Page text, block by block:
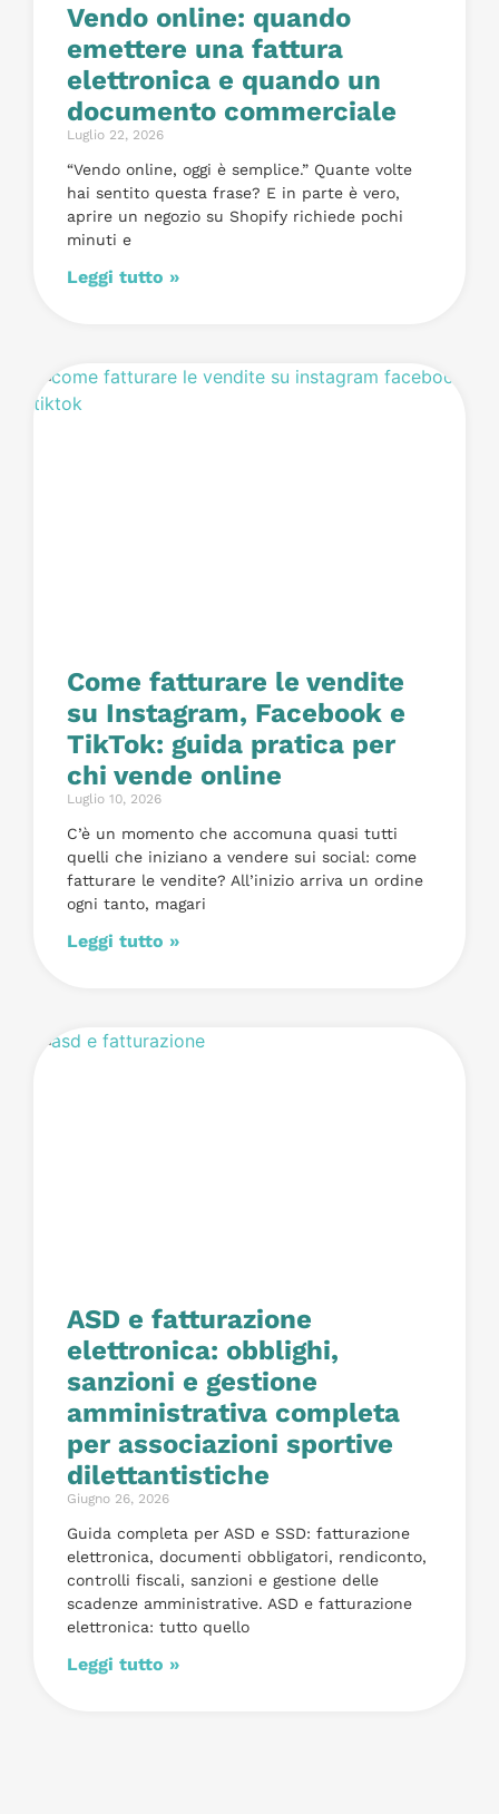
Vendo online: quando
emettere una fattura
elettronica e quando un
documento commerciale
Luglio 22, 2026
“Vendo online, oggi è semplice.” Quante volte
hai sentito questa frase? E in parte è vero,
aprire un negozio su Shopify richiede pochi
minuti e
Leggi tutto »
Come fatturare le vendite
su Instagram, Facebook e
TikTok: guida pratica per
chi vende online
Luglio 10, 2026
C’è un momento che accomuna quasi tutti
quelli che iniziano a vendere sui social: come
fatturare le vendite? All’inizio arriva un ordine
ogni tanto, magari
Leggi tutto »
ASD e fatturazione
elettronica: obblighi,
sanzioni e gestione
amministrativa completa
per associazioni sportive
dilettantistiche
Giugno 26, 2026
Guida completa per ASD e SSD: fatturazione
elettronica, documenti obbligatori, rendiconto,
controlli fiscali, sanzioni e gestione delle
scadenze amministrative. ASD e fatturazione
elettronica: tutto quello
Leggi tutto »